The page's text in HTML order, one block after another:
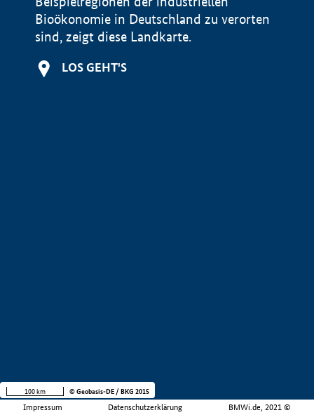
Bioökonomie in Deutschland zu verorten
sind, zeigt diese Landkarte.
LOS GEHT'S
Impressum Datenschutzerklärung BMWi.de, 2021 ©
100 km © Geobasis-DE / BKG 2015